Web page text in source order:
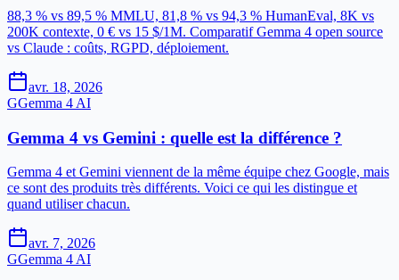
88,3 % vs 89,5 % MMLU, 81,8 % vs 94,3 % HumanEval, 8K vs
200K contexte, 0 € vs 15 $/1M. Comparatif Gemma 4 open source
vs Claude : coûts, RGPD, déploiement.
avr. 18, 2026
GGemma 4 AI
Gemma 4 vs Gemini : quelle est la différence ?
Gemma 4 et Gemini viennent de la même équipe chez Google, mais
ce sont des produits très différents. Voici ce qui les distingue et
quand utiliser chacun.
avr. 7, 2026
GGemma 4 AI